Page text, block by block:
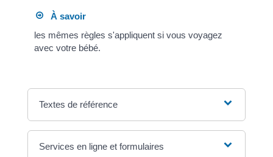
À savoir
les mêmes règles s'appliquent si vous voyagez
avec votre bébé.
Textes de référence
Services en ligne et formulaires